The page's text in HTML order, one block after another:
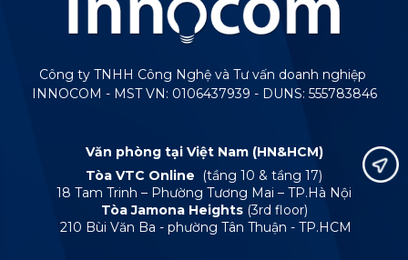
Công ty TNHH Công Nghệ và Tư vấn doanh nghiệp
INNOCOM - MST VN: 0106437939 - DUNS: 555783846
Văn phòng tại Việt Nam (HN&HCM)
Tòa VTC Online
(tầng 10 & tầng 17)
18 Tam Trinh – Phường Tương Mai – TP.Hà Nội
Tòa Jamona Heights (3rd floor)
210 Bùi Văn Ba - phường Tân Thuận - TP.HCM